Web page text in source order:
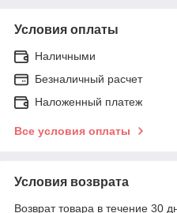
Условия оплаты
Наличными
Безналичный расчет
Наложенный платеж
Все условия оплаты
Условия возврата
Возврат товара в течение 30